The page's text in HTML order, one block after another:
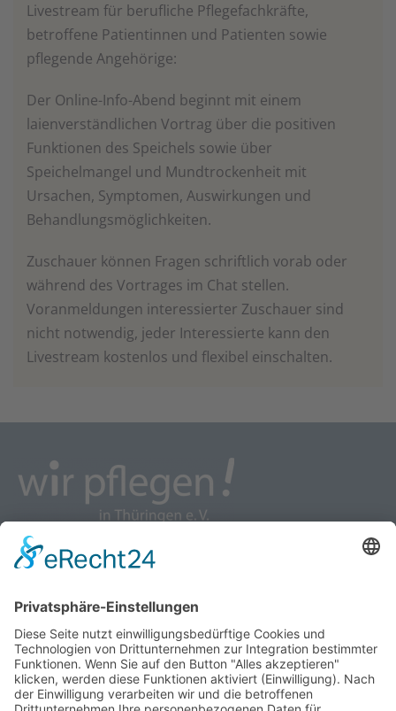
Livestream für berufliche Pflegefachkräfte,
betroffene Patientinnen und Patienten sowie
pflegende Angehörige:
Der Online-Info-Abend beginnt mit einem
laienverständlichen Vortrag über die positiven
Funktionen des Speichels sowie über
Speichelmangel und Mundtrockenheit mit
Ursachen, Symptomen, Auswirkungen und
Behandlungsmöglichkeiten.
Zuschauer können Fragen schriftlich vorab oder
während des Vortrages im Chat stellen.
Voranmeldungen interessierter Zuschauer sind
nicht notwendig, jeder Interessierte kann den
Livestream kostenlos und flexibel einschalten.
wir pflegen - Interessenvertretung u. Selbsthilfe
Kontakt
Marcel-Breuer-Ring 25
99085 Erfurt